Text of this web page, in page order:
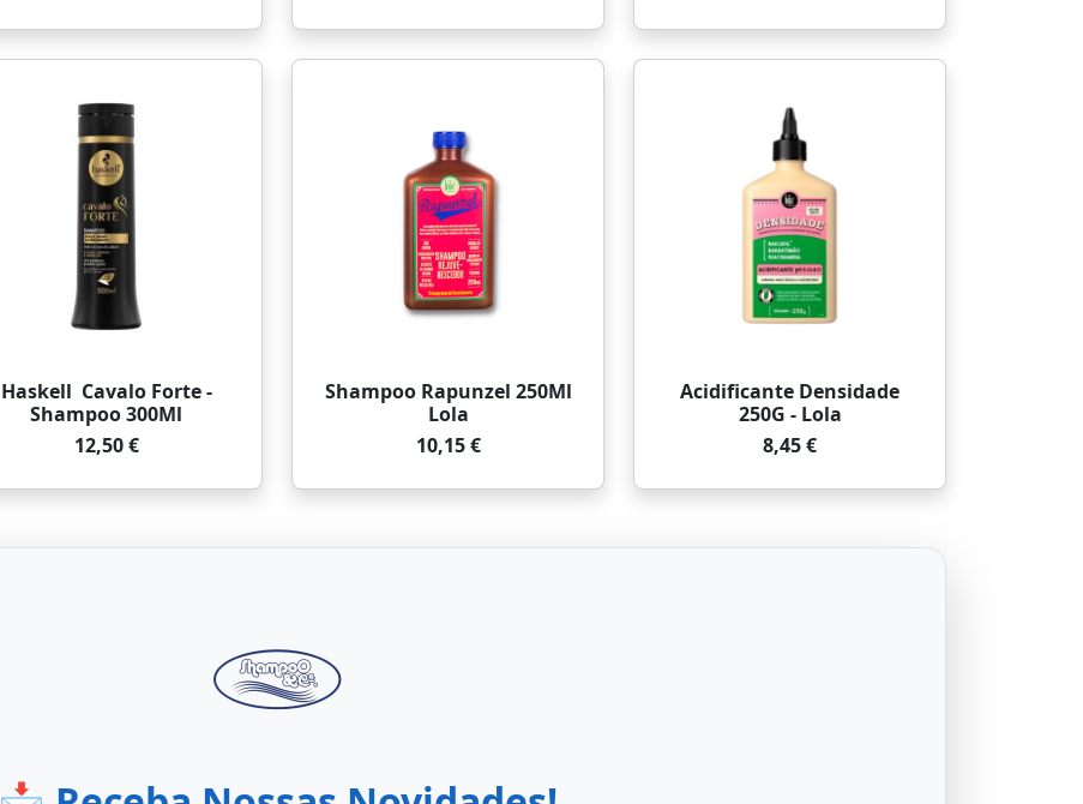
Haskell Cavalo Forte -
Shampoo 300Ml
12,50 €
Shampoo Rapunzel 250Ml
Lola
10,15 €
Acidificante Densidade
250G - Lola
8,45 €